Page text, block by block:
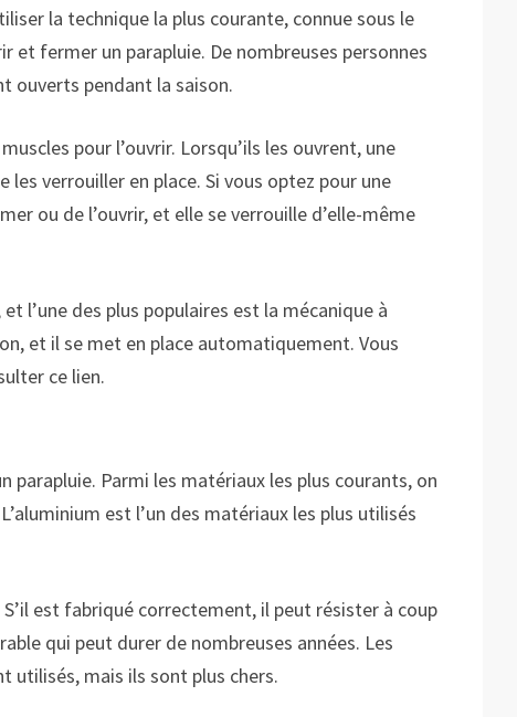
la technique la plus courante, connue sous le
et fermer un parapluie. De nombreuses personnes
ouverts pendant la saison.
pour l’ouvrir. Lorsqu’ils les ouvrent, une
verrouiller en place. Si vous optez pour une
ou de l’ouvrir, et elle se verrouille d’elle-même
l’une des plus populaires est la mécanique à
et il se met en place automatiquement. Vous
ce lien.
Parmi les matériaux les plus courants, on
est l’un des matériaux les plus utilisés
est fabriqué correctement, il peut résister à coup
qui peut durer de nombreuses années. Les
utilisés, mais ils sont plus chers.